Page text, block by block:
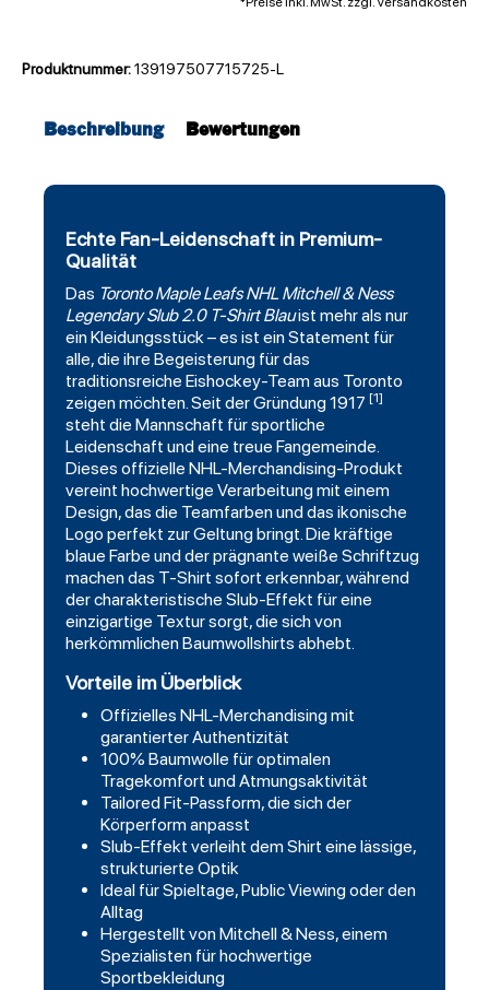
Produktnummer:139197507715725-L
Beschreibung Bewertungen
Echte Fan-Leidenschaft in Premium-
Qualität
Das Toronto Maple LeafsNHL Mitchell& Ness
Legendary Slub 2.0 T-Shirt Blauist mehr als nur
ein Kleidungsstück – es ist ein Statement für
alle, die ihre Begeisterung für das
traditionsreiche Eishockey-Team aus Toronto
zeigen möchten. Seit der Gründung 1917 [1]
steht die Mannschaft für sportliche
Leidenschaft und eine treue Fangemeinde.
Dieses offizielle NHL-Merchandising-Produkt
vereint hochwertige Verarbeitung mit einem
Design, das die Teamfarben und das ikonische
Logo perfekt zur Geltung bringt. Die kräftige
blaue Farbe und der prägnante weiße Schriftzug
machen das T-Shirt sofort erkennbar, während
der charakteristische Slub-Effekt für eine
einzigartige Textur sorgt, die sich von
herkömmlichen Baumwollshirts abhebt.
Vorteile im Überblick
Offizielles NHL-Merchandising mit
garantierter Authentizität
100% Baumwolle für optimalen
Tragekomfort und Atmungsaktivität
Tailored Fit-Passform, die sich der
Körperform anpasst
Slub-Effekt verleiht dem Shirt eine lässige,
strukturierte Optik
Ideal für Spieltage, Public Viewing oder den
Alltag
Hergestellt von Mitchell & Ness, einem
Spezialisten für hochwertige
Sportbekleidung